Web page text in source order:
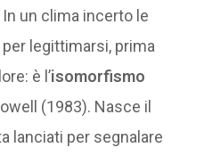
un clima incerto le
legittimarsi, prima
è l’isomorfismo
(1983). Nasce il
lanciati per segnalare